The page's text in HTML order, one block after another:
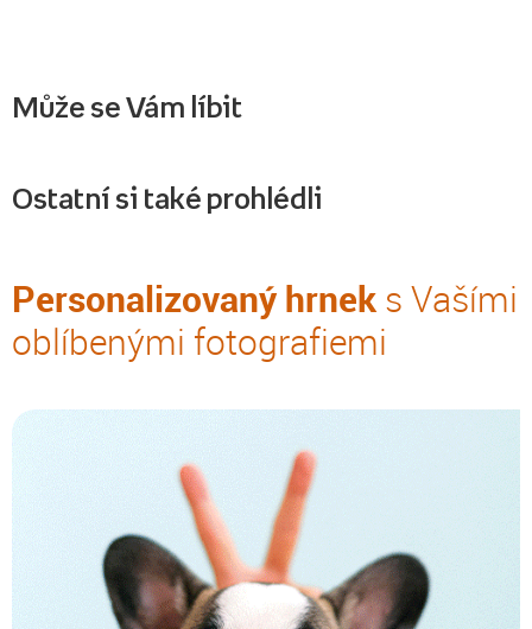
Může se Vám líbit
Ostatní si také prohlédli
Personalizovaný hrneks Vašími
oblíbenými fotografiemi